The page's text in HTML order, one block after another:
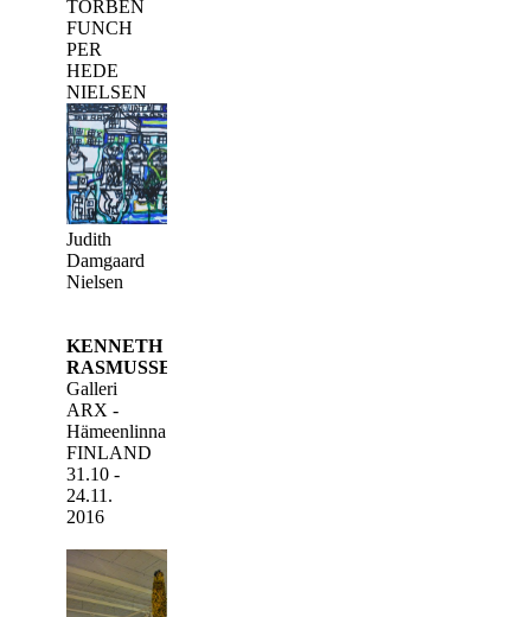
TORBEN
FUNCH
PER
HEDE
NIELSEN
Judith
Damgaard
Nielsen
KENNETH
RASMUSSEN
Galleri
ARX -
Hämeenlinna
FINLAND
31.10 -
24.11.
2016